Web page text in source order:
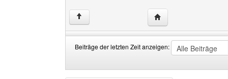
↑ Website dieses
Beiträge der letzten Zeit anzeigen:
der
by